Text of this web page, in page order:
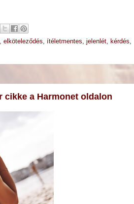
, elköteleződés, ítéletmentes, jelenlét, kérdés,
cikke a Harmonet oldalon